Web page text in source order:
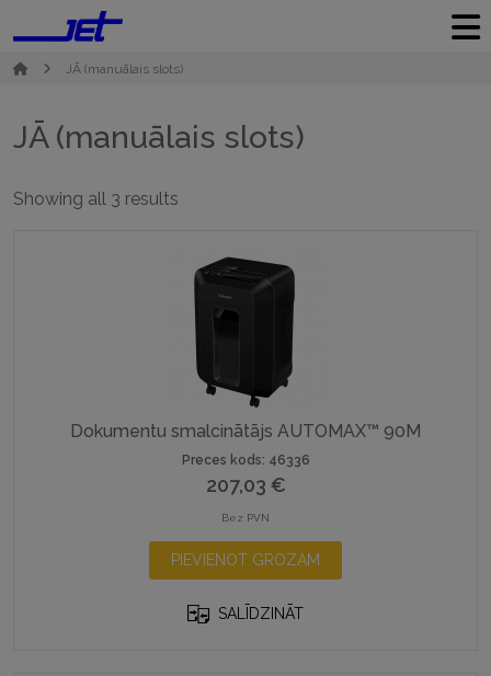
JĀ (manuālais slots)
JĀ (manuālais slots)
Showing all 3 results
Dokumentu smalcinātājs AUTOMAX™ 90M
Preces kods: 46336
207,03 €
Bez PVN
PIEVIENOT GROZAM
SALĪDZINĀT